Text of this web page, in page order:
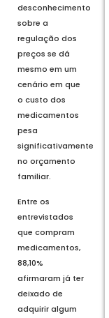
desconhecimento
sobre a
regulação dos
preços se dá
mesmo em um
cenário em que
o custo dos
medicamentos
pesa
significativamente
no orçamento
familiar.
Entre os
entrevistados
que compram
medicamentos,
88,10%
afirmaram já ter
deixado de
adquirir algum